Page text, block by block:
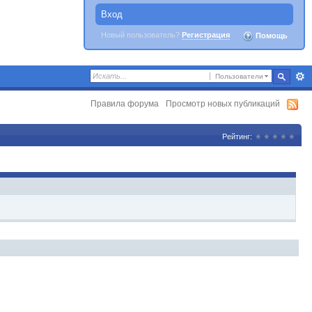
Вход
Новый пользователь? Регистрация Помощь
Пользователи
Правила форума Просмотр новых публикаций
Рейтинг: